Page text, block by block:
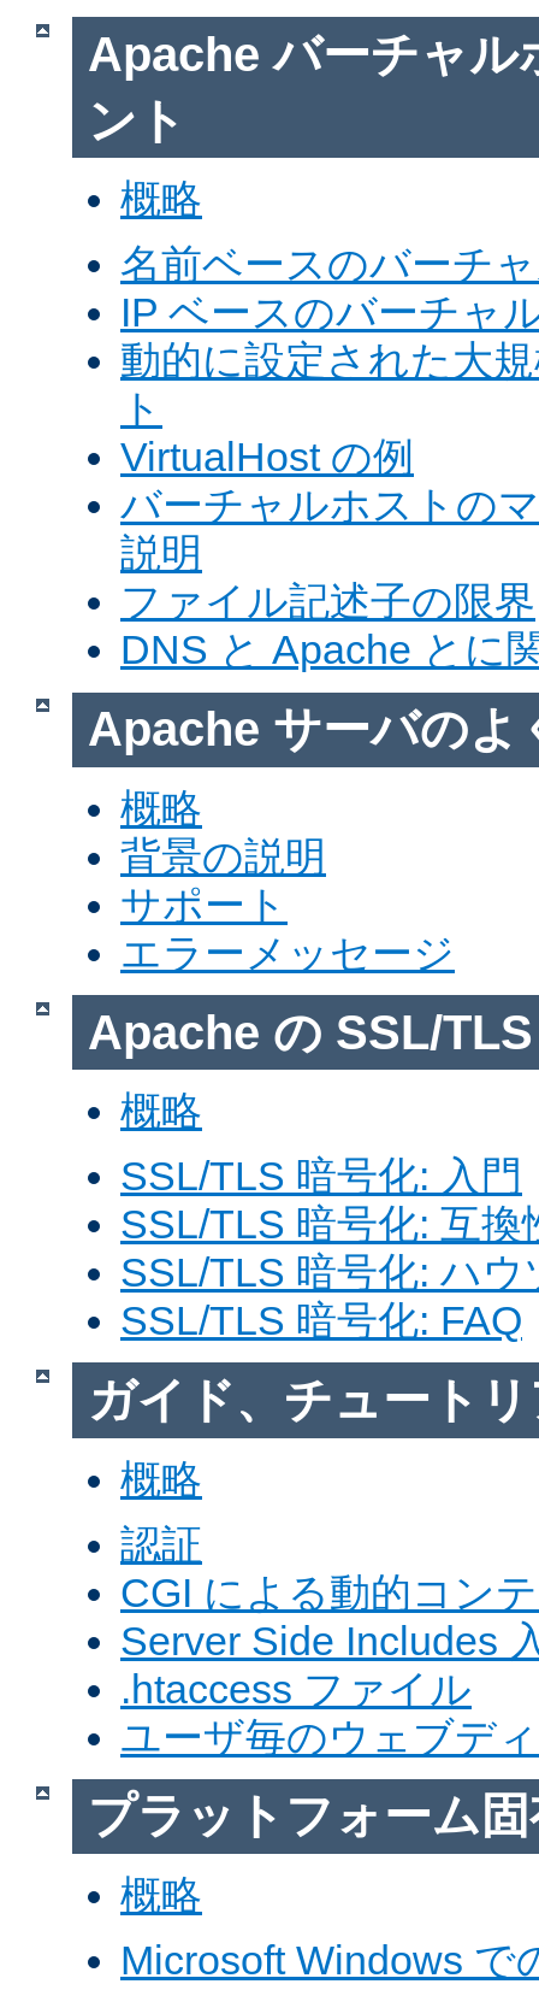
Apache バーチャル
ント
概略
名前ベースのバーチ
IP ベースのバーチャ
動的に設定された大
ト
VirtualHost の例
バーチャルホストの
説明
ファイル記述子の限界
DNS と Apache とに
Apache サーバのよ
概略
背景の説明
サポート
エラーメッセージ
Apache の SSL/
概略
SSL/TLS 暗号化: 入門
SSL/TLS 暗号化: 互換
SSL/TLS 暗号化: ハウ
SSL/TLS 暗号化: FAQ
ガイド、チュート
概略
認証
CGI による動的コン
Server Side Includes
.htaccess ファイル
ユーザ毎のウェブデ
プラットフォーム
概略
Microsoft Windows で